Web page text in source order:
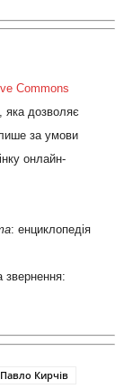
Commons
, яка дозволяє
за умови
онлайн-
: енциклопедія
Павло Кирчів